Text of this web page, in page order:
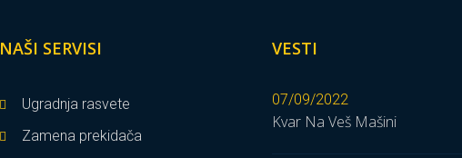
NAŠI SERVISI
Ugradnja rasvete
Zamena prekidača
VESTI
07/09/2022
Kvar Na Veš Mašini